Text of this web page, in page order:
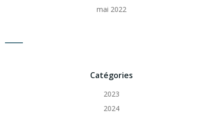
mai 2022
Catégories
2023
2024